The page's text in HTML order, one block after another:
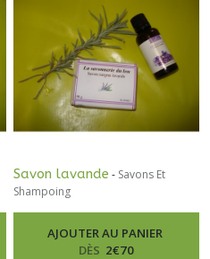
Savon lavande - Savons Et
Shampoing
AJOUTER AU PANIER
DÈS 2€70